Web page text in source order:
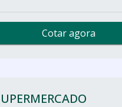
Cotar agora